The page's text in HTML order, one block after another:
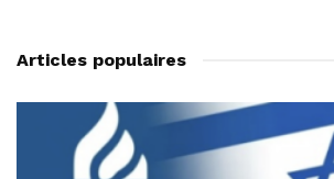
Articles populaires